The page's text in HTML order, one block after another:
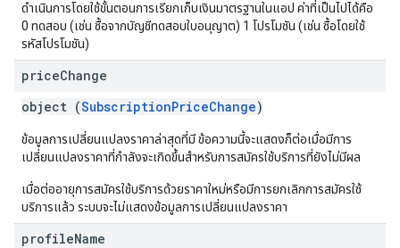
ดำเนินการโดยใช้ขั้นตอนการเรียกเก็บเงินมาตรฐานในแอป ค่าที่เป็นไปได้คือ
0 ทดสอบ (เช่น ซื้อจากบัญชีทดสอบใบอนุญาต) 1 โปรโมชัน (เช่น ซื้อโดยใช้
รหัสโปรโมชัน)
priceChange
object (SubscriptionPriceChange)
ข้อมูลการเปลี่ยนแปลงราคาล่าสุดที่มี ข้อความนี้จะแสดงก็ต่อเมื่อมีการ
เปลี่ยนแปลงราคาที่กำลังจะเกิดขึ้นสำหรับการสมัครใช้บริการที่ยังไม่มีผล
เมื่อต่ออายุการสมัครใช้บริการด้วยราคาใหม่หรือมีการยกเลิกการสมัครใช้
บริการแล้ว ระบบจะไม่แสดงข้อมูลการเปลี่ยนแปลงราคา
profileName